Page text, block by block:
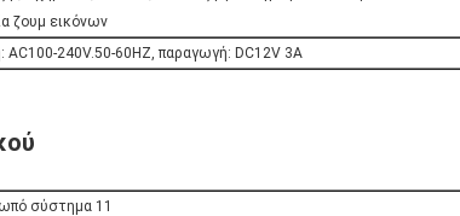
ζουμ εικόνων
AC100-240V.50-60HZ, παραγωγή: DC12V 3A
σύστημα 11